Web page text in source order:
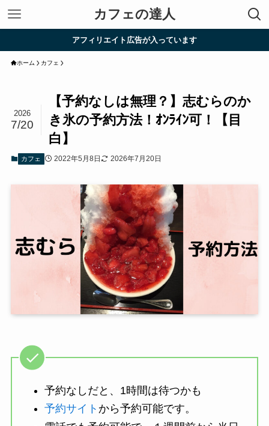
カフェの達人
アフィリエイト広告が入っています
ホーム カフェ
【予約なしは無理？】志むらのか
き氷の予約方法！ｵﾝﾗｲﾝ可！【目
白】
2026
7/20
カフェ 2022年5月8日 2026年7月20日
予約なしだと、1時間は待つかも
予約サイト から予約可能です。